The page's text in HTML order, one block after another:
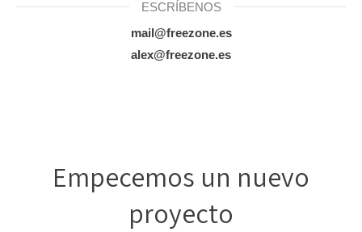
ESCRÍBENOS
mail@freezone.es
alex@freezone.es
Empecemos un nuevo
proyecto